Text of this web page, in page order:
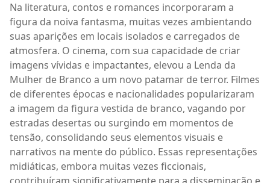
Na literatura, contos e romances incorporaram a
figura da noiva fantasma, muitas vezes ambientando
suas aparições em locais isolados e carregados de
atmosfera. O cinema, com sua capacidade de criar
imagens vívidas e impactantes, elevou a Lenda da
Mulher de Branco a um novo patamar de terror. Filmes
de diferentes épocas e nacionalidades popularizaram
a imagem da figura vestida de branco, vagando por
estradas desertas ou surgindo em momentos de
tensão, consolidando seus elementos visuais e
narrativos na mente do público. Essas representações
midiáticas, embora muitas vezes ficcionais,